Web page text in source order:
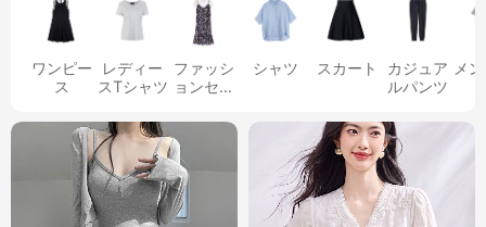
ワンピー
ス
レディー
スTシャツ
ファッシ
ョンセッ
シャツ スカート
カジュア
ルパンツ
メ